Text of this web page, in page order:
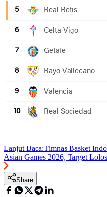
Lanjut Baca:Timnas Basket
Asian Games 2026, Target
Share